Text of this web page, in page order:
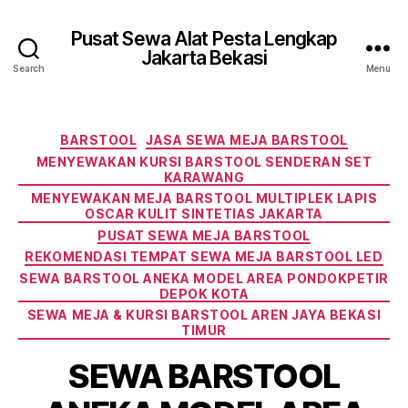
Search
Pusat Sewa Alat Pesta Lengkap
Jakarta Bekasi
Menu
Categories
BARSTOOL JASA SEWA MEJA BARSTOOL
MENYEWAKAN KURSI BARSTOOL SENDERAN SET
KARAWANG
MENYEWAKAN MEJA BARSTOOL MULTIPLEK LAPIS
OSCAR KULIT SINTETIAS JAKARTA
PUSAT SEWA MEJA BARSTOOL
REKOMENDASI TEMPAT SEWA MEJA BARSTOOL LED
SEWA BARSTOOL ANEKA MODEL AREA PONDOKPETIR
DEPOK KOTA
SEWA MEJA & KURSI BARSTOOL AREN JAYA BEKASI
TIMUR
SEWA BARSTOOL